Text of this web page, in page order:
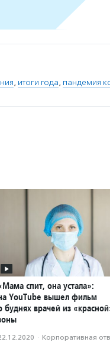
, итоги года, пандемия
спит, она устала»:
YouTube вышел фильм
буднях врачей из
· Корпоративная